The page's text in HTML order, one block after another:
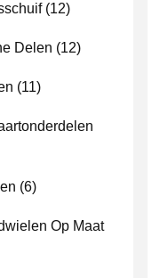
(12)
Delen (12)
(11)
(6)
Op Maat